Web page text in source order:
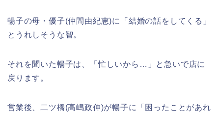
暢子の母・優子(仲間由紀恵)に「結婚の話をしてくる」
とうれしそうな智。
それを聞いた暢子は、「忙しいから…」と急いで店に
戻ります。
営業後、二ツ橋(高嶋政伸)が暢子に「困ったことがあれ